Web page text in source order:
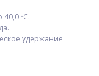
ºC.
удержание